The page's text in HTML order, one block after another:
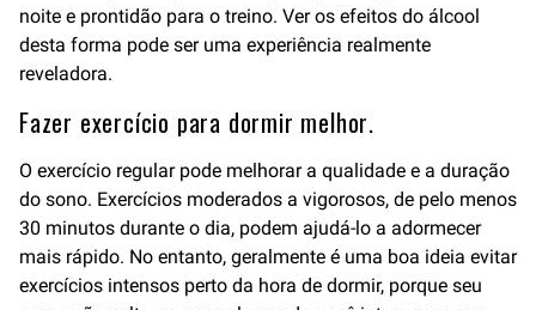
noite e prontidão para o treino. Ver os efeitos do álcool
desta forma pode ser uma experiência realmente
reveladora.
Fazer exercício para dormir melhor.
O exercício regular pode melhorar a qualidade e a duração
do sono. Exercícios moderados a vigorosos, de pelo menos
30 minutos durante o dia, podem ajudá-lo a adormecer
mais rápido. No entanto, geralmente é uma boa ideia evitar
exercícios intensos perto da hora de dormir, porque seu